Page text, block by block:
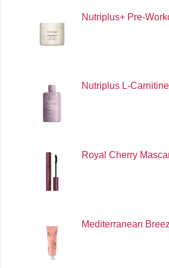
Nutriplus+ Pre-
Nutriplus L-
Royal Cherry
Mediterranean